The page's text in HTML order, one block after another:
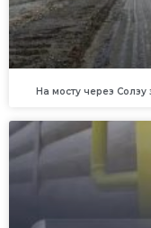
На мосту через